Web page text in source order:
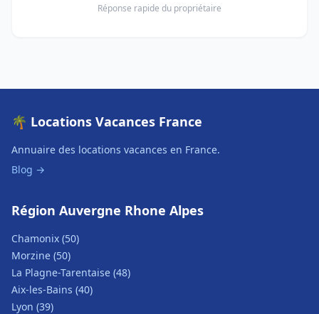
Réponse rapide du propriétaire
🌴 Locations Vacances France
Annuaire des locations vacances en France.
Blog →
Région Auvergne Rhone Alpes
Chamonix (50)
Morzine (50)
La Plagne-Tarentaise (48)
Aix-les-Bains (40)
Lyon (39)